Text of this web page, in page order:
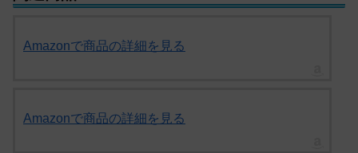
Amazonで商品の詳細を見る
Amazonで商品の詳細を見る